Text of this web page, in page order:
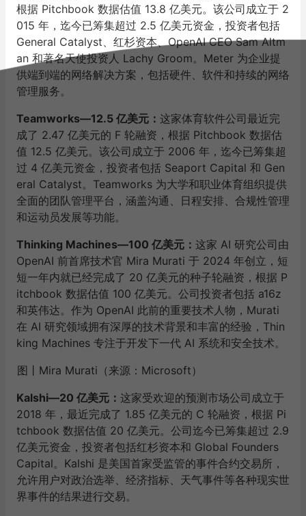
根据 Pitchbook 数据估值 13.8 亿美元。该公司成立于 2
015 年，迄今已筹集超过 2.5 亿美元资金，投资者包括
General Catalyst、红杉资本、OpenAI CEO Sam Altm
an 和著名天使投资人 Lachy Groom。Meter 为企业提
供端到端的网络解决方案，包括硬件、软件和持续的网络
管理服务。
Teamworks—12.5 亿美元： 这家体育软件公司最近完
成了 2.47 亿美元的 F 轮融资，根据 Pitchbook 数据估
值 12.5 亿美元。该公司成立于 2006 年，迄今已筹集超
过 4 亿美元资金，投资者包括 Seaport Capital 和 Gen
eral Catalyst。Teamworks 为大学和职业体育组织提供
全面的团队管理平台，涵盖沟通、日程安排、合规性管理
和运动员发展等功能。
Thinking Machines—100 亿美元： 这家 AI 研究公司由
OpenAI 前首席技术官 Mira Murati 于 2024 年创立，短
短一年内就已经完成了 20 亿美元的种子轮融资，根据 P
itchbook 数据估值 100 亿美元。公司投资者包括 a16z
和英伟达。作为 OpenAI 此前的重要技术人物，Murati
在 AI 研究领域拥有深厚的技术背景和丰富的经验，Thin
king Machines 专注于开发下一代 AI 系统和安全技术。
图丨Mira Murati（来源：Microsoft）
Kalshi—20 亿美元： 这家受欢迎的预测市场公司成立于
2018 年，最近完成了 1.85 亿美元的 C 轮融资，根据 Pi
tchbook 数据估值 20 亿美元。公司迄今已筹集超过 2.9
亿美元资金，投资者包括红杉资本和 Global Founders
Capital。Kalshi 是美国首家受监管的事件合约交易所，
允许用户对政治选举、经济指标、天气事件等各种现实世
界事件的结果进行交易。